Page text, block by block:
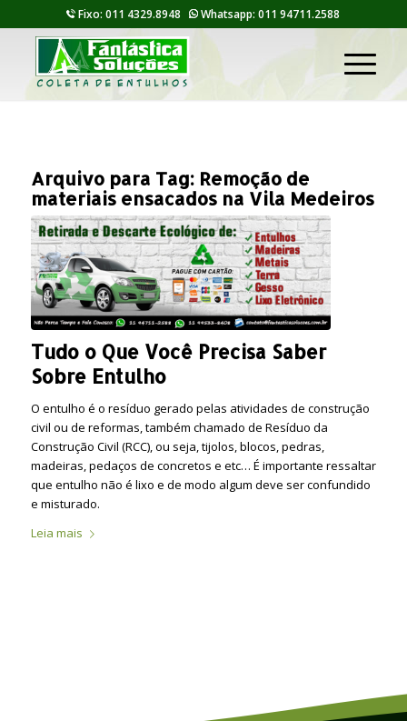
Fixo: 011 4329.8948 Whatsapp: 011 94711.2588
Arquivo para Tag: Remoção de
materiais ensacados na Vila Medeiros
Tudo o Que Você Precisa Saber
Sobre Entulho
O entulho é o resíduo gerado pelas atividades de construção
civil ou de reformas, também chamado de Resíduo da
Construção Civil (RCC), ou seja, tijolos, blocos, pedras,
madeiras, pedaços de concretos e etc… É importante ressaltar
que entulho não é lixo e de modo algum deve ser confundido
e misturado.
Leia mais